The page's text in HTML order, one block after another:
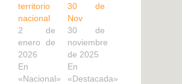
territorio
nacional
2 de
enero de
2026
En
«Nacional»
30 de
Nov
30 de
noviembre
de 2025
En
«Destacada»